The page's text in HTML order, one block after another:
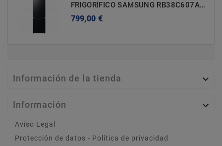
FRIGORÍFICO SAMSUNG RB38C607AB1/EF A - 2030X595X658mm (h X A X F)
799,00 €
Información de la tienda 
Información 
Aviso Legal
Protección de datos - Política de privacidad